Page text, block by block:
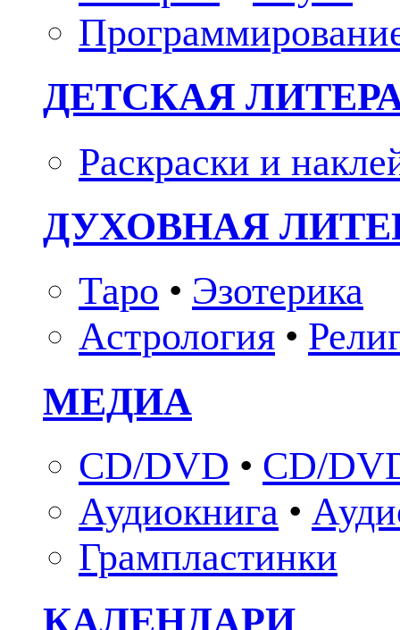
ДЕТСКАЯ
Раскраски и
ДУХОВНАЯ
Таро • Эзотерика
Астрология •
МЕДИА
CD/DVD • CD/
Аудиокнига •
Грампластинки